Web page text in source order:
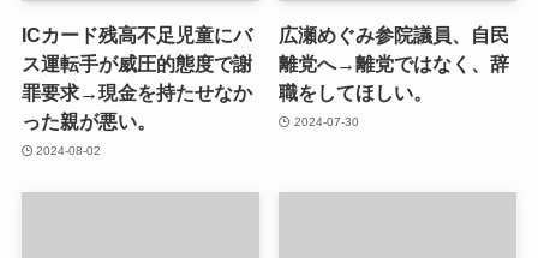
ICカード残高不足児童にバ
ス運転手が威圧的態度で謝
罪要求→現金を持たせなか
った親が悪い。
2024-08-02
広瀬めぐみ参院議員、自民
離党へ→離党ではなく、辞
職をしてほしい。
2024-07-30